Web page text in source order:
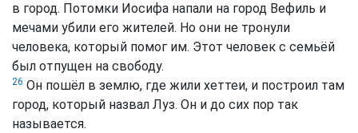
в город. Потомки Иосифа напали на город Вефиль и
мечами убили его жителей. Но они не тронули
человека, который помог им. Этот человек с семьёй
был отпущен на свободу.
26 Он пошёл в землю, где жили хеттеи, и построил там
город, который назвал Луз. Он и до сих пор так
называется.